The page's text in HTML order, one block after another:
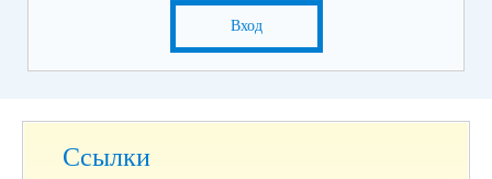
Вход
Ссылки